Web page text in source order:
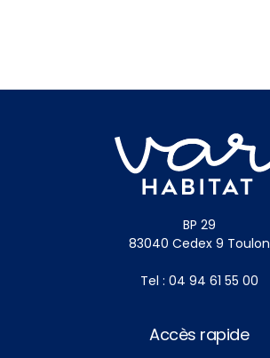
BP 29
83040 Cedex 9 Toulon
Tel : 04 94 61 55 00
Accès rapide